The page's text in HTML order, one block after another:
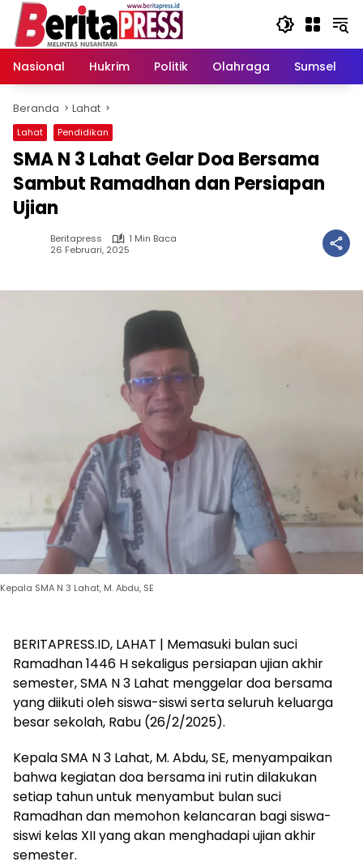
Langsung
konten
Nasional
Hukrim Politik Olahraga Sumsel
Beranda Lahat
Lahat Pendidikan
SMA N 3 Lahat Gelar Doa Bersama
Sambut Ramadhan dan Persiapan
Ujian
Beritapress
1 Min Baca
26 Februari, 2025
Kepala SMA N 3 Lahat, M. Abdu, SE
BERITAPRESS.ID, LAHAT | Memasuki bulan suci
Ramadhan 1446 H sekaligus persiapan ujian akhir
semester, SMA N 3 Lahat menggelar doa bersama
yang diikuti oleh siswa-siswi serta seluruh keluarga
besar sekolah, Rabu (26/2/2025).
Kepala SMA N 3 Lahat, M. Abdu, SE, menyampaikan
bahwa kegiatan doa bersama ini rutin dilakukan
setiap tahun untuk menyambut bulan suci
Ramadhan dan memohon kelancaran bagi siswa-
siswi kelas XII yang akan menghadapi ujian akhir
semester.